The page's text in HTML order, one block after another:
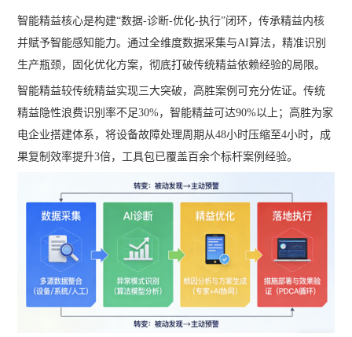
智能精益核心是构建“数据-诊断-优化-执行”闭环，传承精益内核
并赋予智能感知能力。通过全维度数据采集与AI算法，精准识别
生产瓶颈，固化优化方案，彻底打破传统精益依赖经验的局限。
智能精益较传统精益实现三大突破，高胜案例可充分佐证。传统
精益隐性浪费识别率不足30%，智能精益可达90%以上；高胜为家
电企业搭建体系，将设备故障处理周期从48小时压缩至4小时，成
果复制效率提升3倍，工具包已覆盖百余个标杆案例经验。